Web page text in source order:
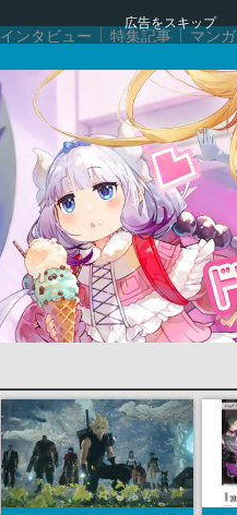
広告をスキップ
インタビュー 特集記事 マンガ